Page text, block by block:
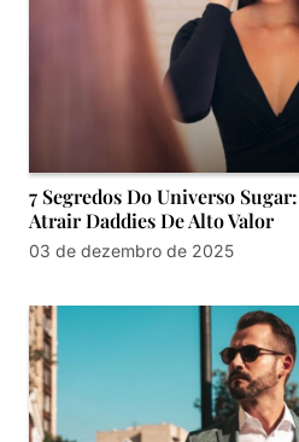
7 Segredos Do Universo
Atrair Daddies De Alto Valor
03 de dezembro de 2025